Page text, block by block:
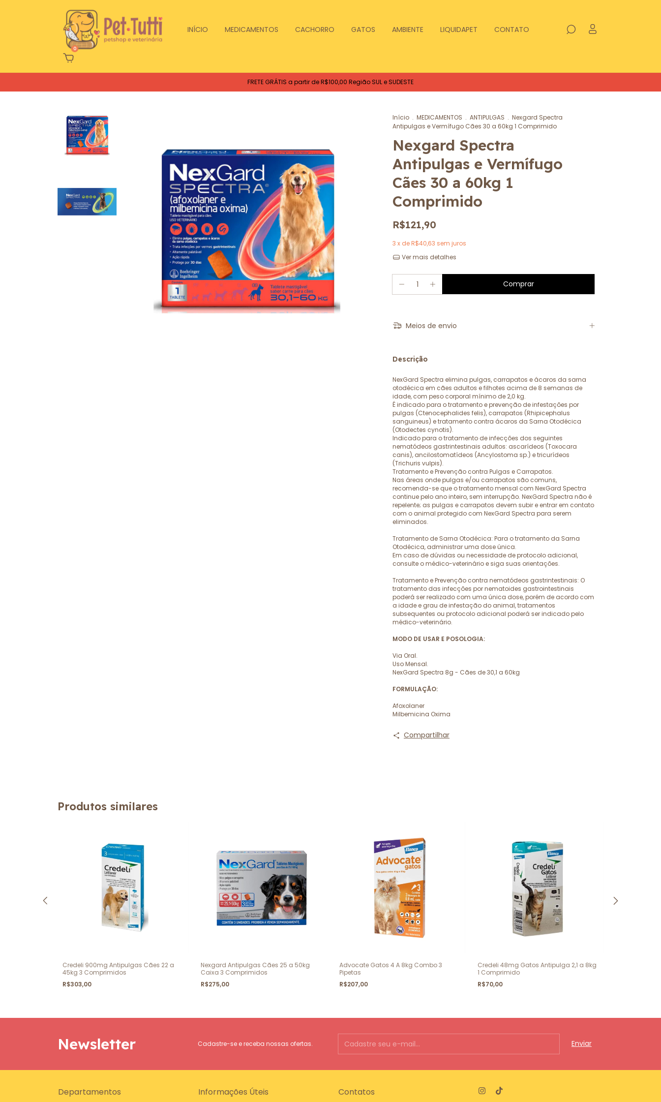
INÍCIO MEDICAMENTOS CACHORRO GATOS AMBIENTE LIQUIDAPET CONTATO
0
FRETE GRÁTIS a partir de R$100,00 Região SUL e SUDESTE
Início . MEDICAMENTOS . ANTIPULGAS . Nexgard Spectra
Antipulgas e Vermífugo Cães 30 a 60kg 1 Comprimido
Nexgard Spectra
Antipulgas e Vermífugo
Cães 30 a 60kg 1
Comprimido
R$121,90
3 x deR$40,63 sem juros
Ver mais detalhes
Meios de envio
Descrição
NexGard Spectra elimina pulgas, carrapatos e ácaros da sarna
otodécica em cães adultos e filhotes acima de 8 semanas de
idade, com peso corporal mínimo de 2,0 kg.
É indicado para o tratamento e prevenção de infestações por
pulgas (Ctenocephalides felis), carrapatos (Rhipicephalus
sanguineus) e tratamento contra ácaros da Sarna Otodécica
(Otodectes cynotis).
Indicado para o tratamento de infecções dos seguintes
nematódeos gastrintestinais adultos: ascarídeos (Toxocara
canis), ancilostomatídeos (Ancylostoma sp.) e tricurídeos
(Trichuris vulpis).
Tratamento e Prevenção contra Pulgas e Carrapatos.
Nas áreas onde pulgas e/ou carrapatos são comuns,
recomenda-se que o tratamento mensal com NexGard Spectra
continue pelo ano inteiro, sem interrupção. NexGard Spectra não é
repelente; as pulgas e carrapatos devem subir e entrar em contato
com o animal protegido com NexGard Spectra para serem
eliminados.
Tratamento de Sarna Otodécica: Para o tratamento da Sarna
Otodécica, administrar uma dose única.
Em caso de dúvidas ou necessidade de protocolo adicional,
consulte o médico-veterinário e siga suas orientações.
Tratamento e Prevenção contra nematódeos gastrintestinais: O
tratamento das infecções por nematoides gastrointestinais
poderá ser realizado com uma única dose, porém de acordo com
a idade e grau de infestação do animal, tratamentos
subsequentes ou protocolo adicional poderá ser indicado pelo
médico-veterinário.
MODO DE USAR E POSOLOGIA:
Via Oral.
Uso Mensal.
NexGard Spectra 8g - Cães de 30,1 a 60kg
FORMULAÇÃO:
Afoxolaner
Milbemicina Oxima
Compartilhar
Produtos similares
Credeli 900mg Antipulgas Cães 22 a
45kg 3 Comprimidos
R$303,00
Nexgard Antipulgas Cães 25 a 50kg
Caixa 3 Comprimidos
R$275,00
Advocate Gatos 4 A 8kg Combo 3
Pipetas
R$207,00
Credeli 48mg Gatos Antipulga 2,1 a 8kg
1 Comprimido
R$70,00
Newsletter Cadastre-se e receba nossas ofertas.
Departamentos Informações Úteis Contatos